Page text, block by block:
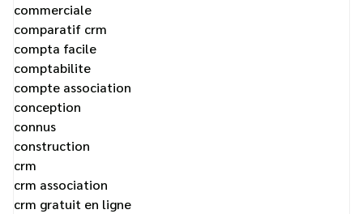
commerciale
comparatif crm
compta facile
comptabilite
compte association
conception
connus
construction
crm
crm association
crm gratuit en ligne